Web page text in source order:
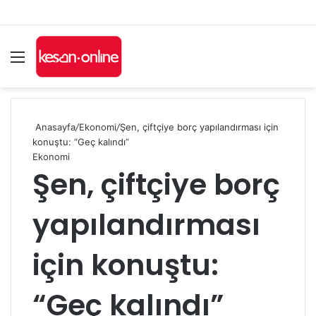
Menü
...
Anasayfa/Ekonomi/Şen, çiftçiye borç yapılandırması için
konuştu: “Geç kalındı”
Ekonomi
Şen, çiftçiye borç
yapılandırması
için konuştu:
“Geç kalındı”